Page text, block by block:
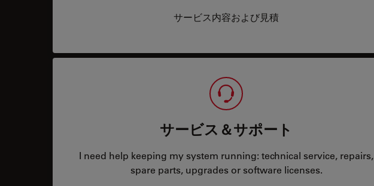
サービス内容および見積
サービス＆サポート
I need help keeping my system running: technical service, repairs,
spare parts, upgrades or software licenses.